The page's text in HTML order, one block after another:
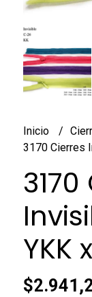
Inicio
3170 Cierres
YKK